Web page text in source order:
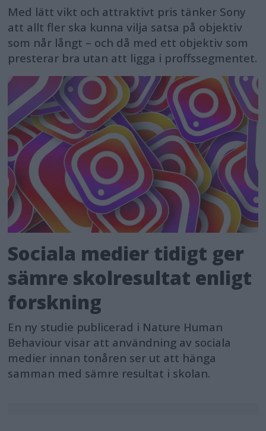
Med lätt vikt och attraktivt pris tänker Sony
att allt fler ska kunna vilja satsa på objektiv
som når långt – och då med ett objektiv som
presterar bra utan att ligga i proffssegmentet.
Sociala medier tidigt ger
sämre skolresultat enligt
forskning
En ny studie publicerad i Nature Human
Behaviour visar att användning av sociala
medier innan tonåren ser ut att hänga
samman med sämre resultat i skolan.